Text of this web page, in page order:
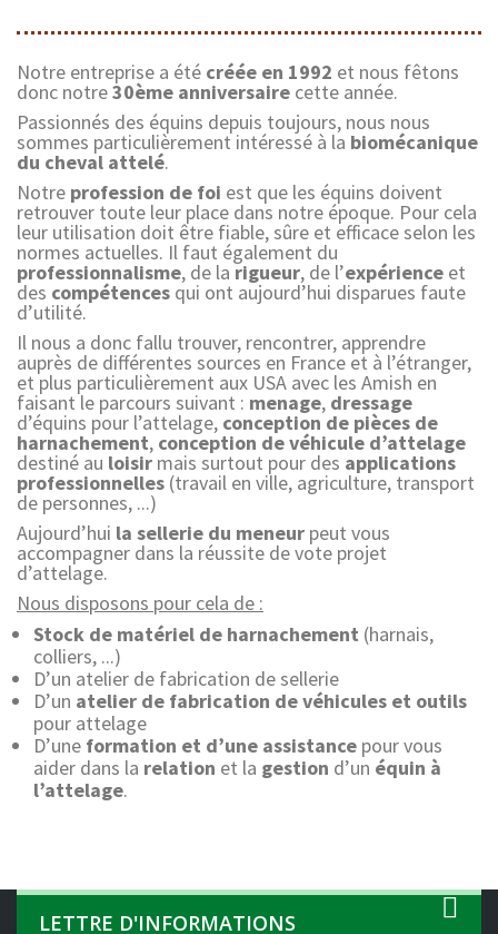
Notre entreprise a été créée en 1992 et nous fêtons
donc notre30ème anniversaire cette année.
Passionnés des équins depuis toujours, nous nous
sommes particulièrement intéressé à la biomécanique
du cheval attelé.
Notre profession de foi est que les équins doivent
retrouver toute leur place dans notre époque. Pour cela
leur utilisation doit être fiable, sûre et efficace selon les
normes actuelles. Il faut également du
professionnalisme, de la rigueur, de l’expérience et
des compétences qui ont aujourd’hui disparues faute
d’utilité.
Il nous a donc fallu trouver, rencontrer, apprendre
auprès de différentes sources en France et à l’étranger,
et plus particulièrement aux USA avec les Amish en
faisant le parcours suivant : menage, dressage
d’équins pour l’attelage, conception de pièces de
harnachement, conception de véhicule d’attelage
destiné au loisir mais surtout pour des applications
professionnelles (travail en ville, agriculture, transport
de personnes, ...)
Aujourd’hui la sellerie du meneur peut vous
accompagner dans la réussite de vote projet
d’attelage.
Nous disposons pour cela de :
Stock de matériel de harnachement (harnais,
colliers, ...)
D’un atelier de fabrication de sellerie
D’un atelier de fabrication de véhicules et outils
pour attelage
D’une formation et d’une assistance pour vous
aider dans la relation et la gestion d’un équin à
l’attelage.
LETTRE D'INFORMATIONS